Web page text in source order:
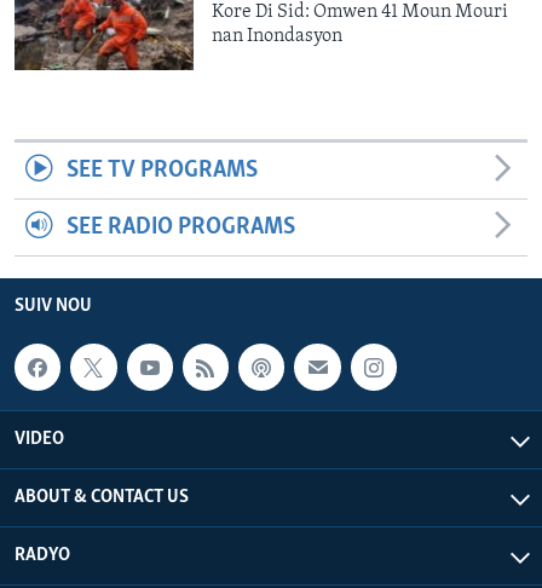
Kore Di Sid: Omwen 41 Moun Mouri
nan Inondasyon
SEE TV PROGRAMS
SEE RADIO PROGRAMS
SUIV NOU
VIDEO
ABOUT & CONTACT US
RADYO